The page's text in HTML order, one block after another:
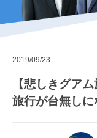
2019/09/23
【悲しきグア
旅行が台無し